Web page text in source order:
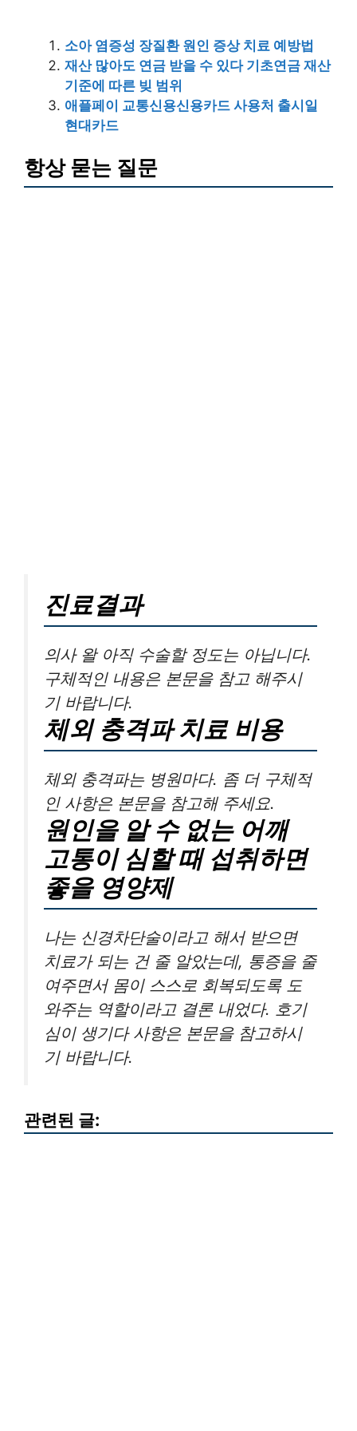
소아 염증성 장질환 원인 증상 치료 예방법
재산 많아도 연금 받을 수 있다 기초연금 재산
기준에 따른 빚 범위
애플페이 교통신용신용카드 사용처 출시일
현대카드
항상 묻는 질문
진료결과
의사 왈 아직 수술할 정도는 아닙니다.
구체적인 내용은 본문을 참고 해주시
기 바랍니다.
체외 충격파 치료 비용
체외 충격파는 병원마다. 좀 더 구체적
인 사항은 본문을 참고해 주세요.
원인을 알 수 없는 어깨
고통이 심할 때 섭취하면
좋을 영양제
나는 신경차단술이라고 해서 받으면
치료가 되는 건 줄 알았는데, 통증을 줄
여주면서 몸이 스스로 회복되도록 도
와주는 역할이라고 결론 내었다. 호기
심이 생기다 사항은 본문을 참고하시
기 바랍니다.
관련된 글: